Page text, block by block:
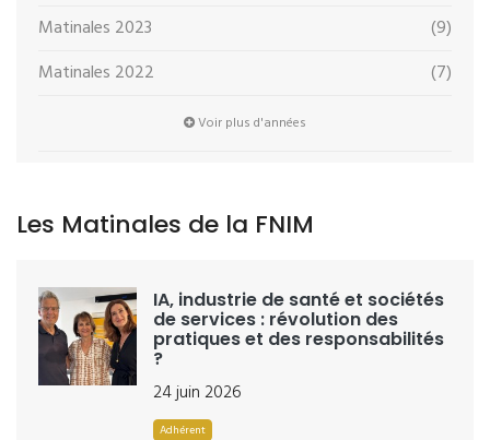
Matinales 2023
(9)
Matinales 2022
(7)
Voir plus d'années
Les Matinales de la FNIM
IA, industrie de santé et sociétés
de services : révolution des
pratiques et des responsabilités
?
24 juin 2026
Adhérent